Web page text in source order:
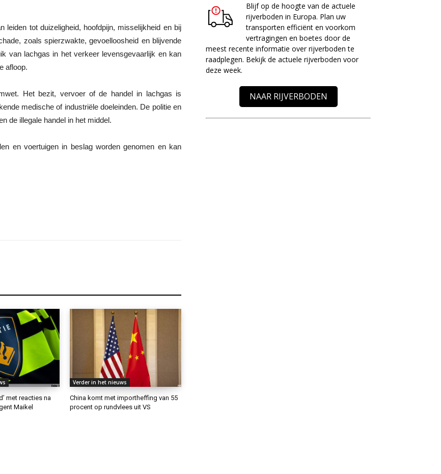
tot duizeligheid, hoofdpijn, misselijkheid en bij
zoals spierzwakte, gevoelloosheid en blijvende
van lachgas in het verkeer levensgevaarlijk en kan
afloop.
Het bezit, vervoer of de handel in lachgas is
medische of industriële doeleinden. De politie en
de illegale handel in het middel.
en voertuigen in beslag worden genomen en kan
met reacties na
Maikel
Verder in het nieuws
China komt met importheffing van 55
procent op rundvlees uit VS
Blijf op de hoogte van de actuele
rijverboden in Europa. Plan uw
transporten efficiënt en voorkom
vertragingen en boetes door de
meest recente informatie over rijverboden te
raadplegen. Bekijk de actuele rijverboden voor
deze week.
NAAR RIJVERBODEN